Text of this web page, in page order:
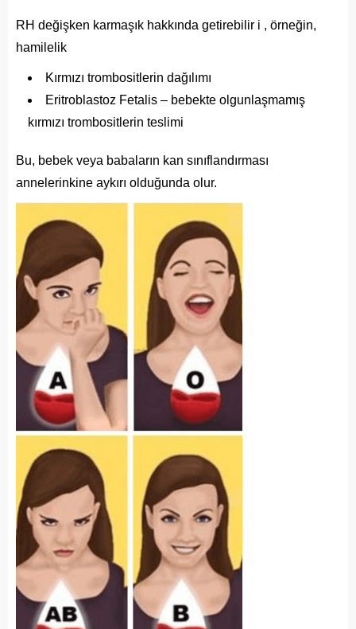
RH değişken karmaşık hakkında getirebilir i , örneğin,
hamilelik
Kırmızı trombositlerin dağılımı
Eritroblastoz Fetalis – bebekte olgunlaşmamış
kırmızı trombositlerin teslimi
Bu, bebek veya babaların kan sınıflandırması
annelerinkine aykırı olduğunda olur.